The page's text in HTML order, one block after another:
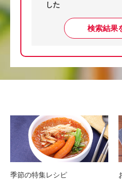
した
検索結果
季節の特集レシピ